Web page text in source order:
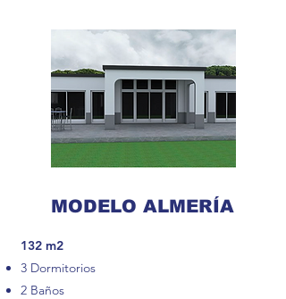
MODELO ALMERÍA
132 m2​
3 Dormitorios
2 Baños